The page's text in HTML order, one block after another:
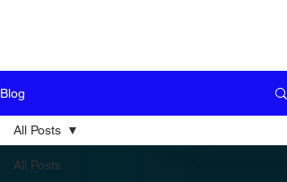
Blog
All Posts
All Posts